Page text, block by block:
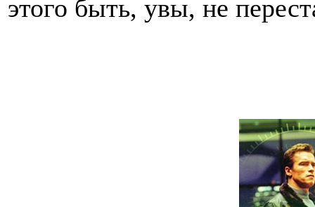
этого быть, увы, не